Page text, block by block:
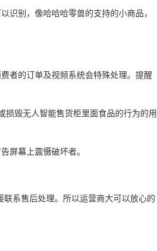
别，像哈哈哈零兽的支持的小商品，
者的订单及视频系统会特殊处理。提醒
毁无人智能售货柜里面食品的行为的用
幕上震慑破坏者。
系售后处理。所以运营商大可以放心的